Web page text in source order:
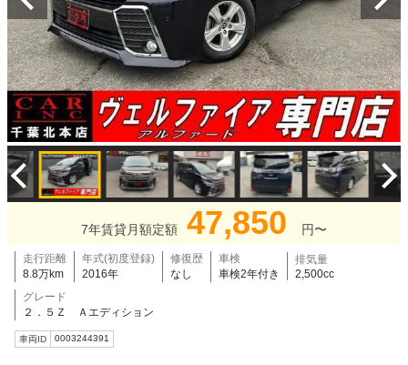
7年賃貸月額定額 47,850 円〜
走行距離
8.8万km
年式(初度登録)
2016年
修復歴
なし
車検
車検2年付き
排気量
2,500cc
グレード
２．５Ｚ Ａエディション
車両ID 0003244391